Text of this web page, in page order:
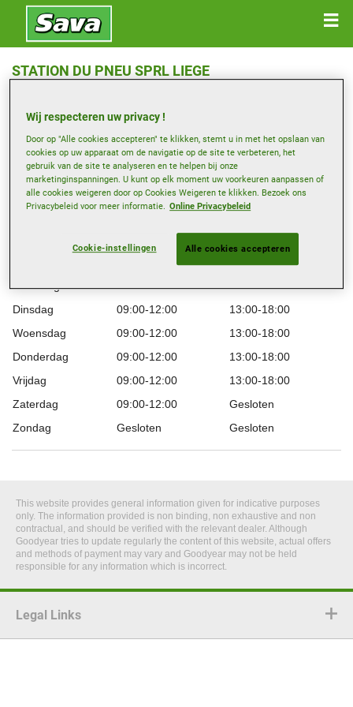
STATION DU PNEU SPRL LIEGE
Routebeschrijving
Telefoonnummer bekijken
pneus_liege@hotmail.com
Maandag 09:00-18:00
Gesloten
Dinsdag
09:00-12:00
13:00-18:00
Woensdag
09:00-12:00
13:00-18:00
Donderdag
09:00-12:00
13:00-18:00
Vrijdag
09:00-12:00
13:00-18:00
Zaterdag
09:00-12:00
Gesloten
Zondag
Gesloten Gesloten
This website provides general information given for indicative purposes
only. The information provided is non binding, non exhaustive and non
contractual, and should be verified with the relevant dealer. Although
Goodyear tries to update regularly the content of this website, actual offers
and methods of payment may vary and Goodyear may not be held
responsible for any information which is incorrect.
Legal Links
Wij respecteren uw privacy !
Door op "Alle cookies accepteren" te klikken, stemt u in met het opslaan van
cookies op uw apparaat om de navigatie op de site te verbeteren, het
gebruik van de site te analyseren en te helpen bij onze
marketinginspanningen. U kunt op elk moment uw voorkeuren aanpassen of
alle cookies weigeren door op Cookies Weigeren te klikken. Bezoek ons
Privacybeleid voor meer informatie. Online Privacybeleid
Cookie-instellingen Alle cookies accepteren